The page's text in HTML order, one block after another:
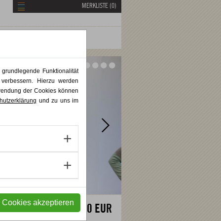
MERKLISTE (0)
Vor
Vor
5.440,00 EUR
Funktionalität
Hierzu werden
der Cookies können
und zu uns im
Cookies akzeptieren